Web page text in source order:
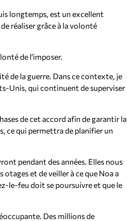
longtemps, est un excellent
réaliser grâce à la volonté
de l'imposer.
de la guerre. Dans ce contexte, je
Unis, qui continuent de superviser
de cet accord afin de garantir la
ce qui permettra de planifier un
pendant des années. Elles nous
et de veiller à ce que Noa a
le-feu doit se poursuivre et que le
Des millions de